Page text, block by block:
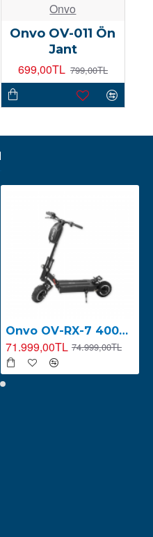
Onvo
Onvo OV-011 Ön
Jant
699,00TL 799,00TL
Onvo OV-RX-7 4000W Elektrikli Scooter ( 2026 YENİ SERİ LED EKRAN )
71.999,00TL 74.999,00TL